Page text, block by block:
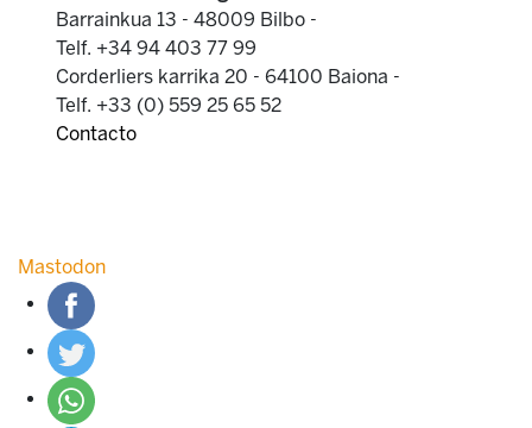
Barrainkua 13 - 48009 Bilbo -
Telf. +34 94 403 77 99
Corderliers karrika 20 - 64100 Baiona -
Telf. +33 (0) 559 25 65 52
Contacto
Mastodon